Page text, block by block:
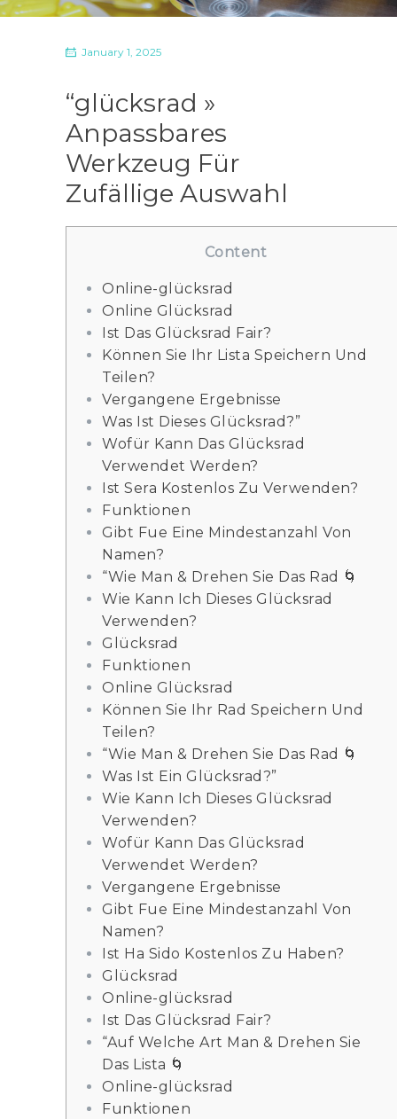
January 1, 2025
“glücksrad »
Anpassbares
Werkzeug Für
Zufällige Auswahl
Content
Online-glücksrad
Online Glücksrad
Ist Das Glücksrad Fair?
Können Sie Ihr Lista Speichern Und
Teilen?
Vergangene Ergebnisse
Was Ist Dieses Glücksrad?”
Wofür Kann Das Glücksrad
Verwendet Werden?
Ist Sera Kostenlos Zu Verwenden?
Funktionen
Gibt Fue Eine Mindestanzahl Von
Namen?
“Wie Man & Drehen Sie Das Rad 🌀
Wie Kann Ich Dieses Glücksrad
Verwenden?
Glücksrad
Funktionen
Online Glücksrad
Können Sie Ihr Rad Speichern Und
Teilen?
“Wie Man & Drehen Sie Das Rad 🌀
Was Ist Ein Glücksrad?”
Wie Kann Ich Dieses Glücksrad
Verwenden?
Wofür Kann Das Glücksrad
Verwendet Werden?
Vergangene Ergebnisse
Gibt Fue Eine Mindestanzahl Von
Namen?
Ist Ha Sido Kostenlos Zu Haben?
Glücksrad
Online-glücksrad
Ist Das Glücksrad Fair?
“Auf Welche Art Man & Drehen Sie
Das Lista 🌀
Online-glücksrad
Funktionen